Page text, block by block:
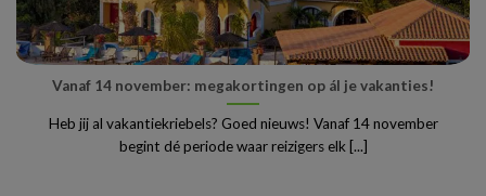
Vanaf 14 november: megakortingen op ál je vakanties!
Heb jij al vakantiekriebels? Goed nieuws! Vanaf 14 november
begint dé periode waar reizigers elk [...]